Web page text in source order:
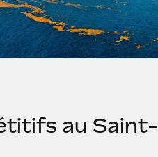
au Saint-